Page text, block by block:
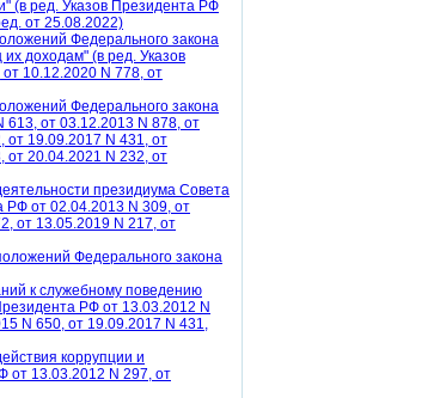
(в ред. Указов Президента РФ
от 25.08.2022)
Федерального закона
доходам" (в ред. Указов
10.12.2020 N 778, от
Федерального закона
613, от 03.12.2013 N 878, от
от 19.09.2017 N 431, от
от 20.04.2021 N 232, от
президиума Совета
РФ от 02.04.2013 N 309, от
от 13.05.2019 N 217, от
Федерального закона
к служебному поведению
РФ от 13.03.2012 N
N 650, от 19.09.2017 N 431,
коррупции и
от 13.03.2012 N 297, от